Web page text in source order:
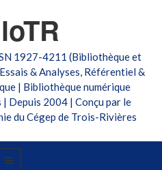
1927-4211 (Bibliothèque et
& Analyses, Référentiel &
| Bibliothèque numérique
Depuis 2004 | Conçu par le
du Cégep de Trois-Rivières